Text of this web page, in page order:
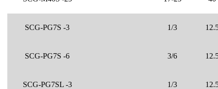
SCG-PG7S -3 1/3
SCG-PG7S -6 3/6
SCG-PG7SL -3 1/3